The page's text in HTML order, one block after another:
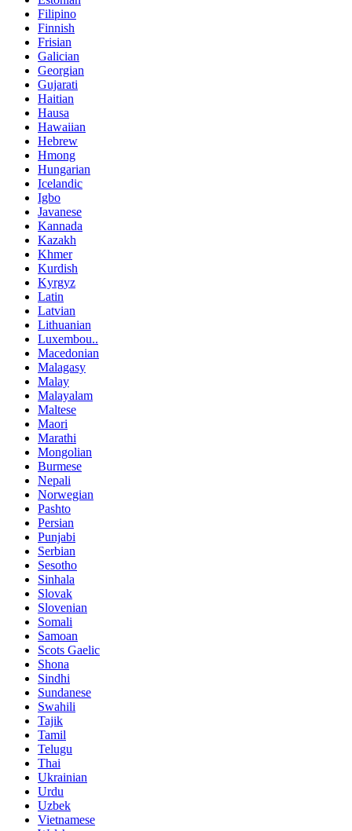
Filipino
Finnish
Frisian
Galician
Georgian
Gujarati
Haitian
Hausa
Hawaiian
Hebrew
Hmong
Hungarian
Icelandic
Igbo
Javanese
Kannada
Kazakh
Khmer
Kurdish
Kyrgyz
Latin
Latvian
Lithuanian
Luxembou..
Macedonian
Malagasy
Malay
Malayalam
Maltese
Maori
Marathi
Mongolian
Burmese
Nepali
Norwegian
Pashto
Persian
Punjabi
Serbian
Sesotho
Sinhala
Slovak
Slovenian
Somali
Samoan
Scots Gaelic
Shona
Sindhi
Sundanese
Swahili
Tajik
Tamil
Telugu
Thai
Ukrainian
Urdu
Uzbek
Vietnamese